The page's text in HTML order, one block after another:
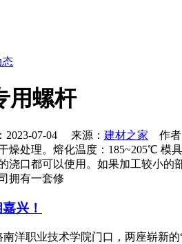
态
用螺杆
2023-07-04 来源： 建材之家 作者
燥处理。熔化温度：185~205℃ 模
浇口都可以使用。如果加工较小的
拥有一套修
兴！
洋职业技术学院门口，两座崭新